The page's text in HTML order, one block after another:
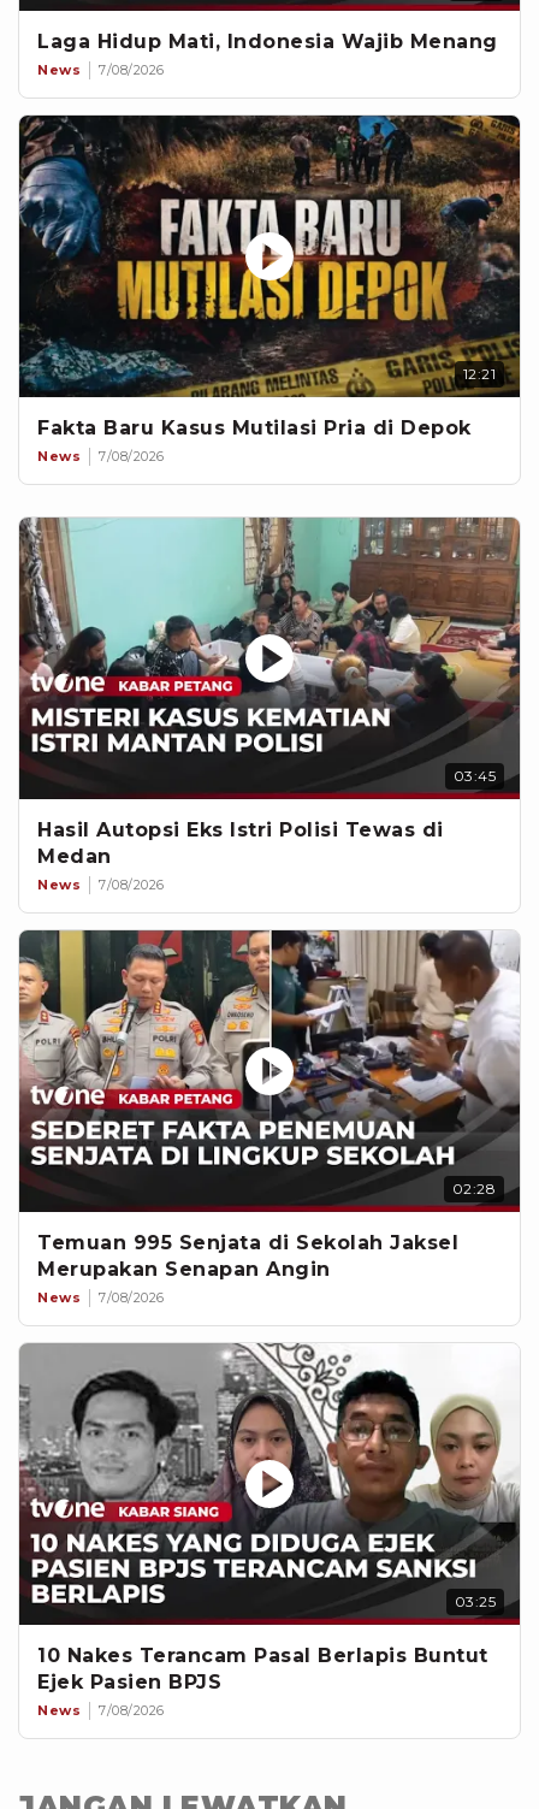
Laga Hidup Mati, Indonesia Wajib Menang
News 7/08/2026
12:21
Fakta Baru Kasus Mutilasi Pria di Depok
News 7/08/2026
03:45
Hasil Autopsi Eks Istri Polisi Tewas di
Medan
News 7/08/2026
02:28
Temuan 995 Senjata di Sekolah Jaksel
Merupakan Senapan Angin
News 7/08/2026
03:25
10 Nakes Terancam Pasal Berlapis Buntut
Ejek Pasien BPJS
News 7/08/2026